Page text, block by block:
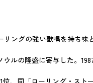
ングの強い歌唱を持ち
ルの隆盛に寄与した。
、同「ローリング・ス